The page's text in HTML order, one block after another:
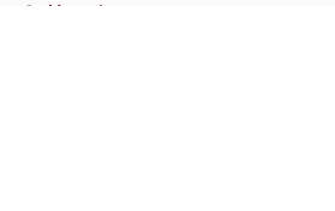
Mapa strony